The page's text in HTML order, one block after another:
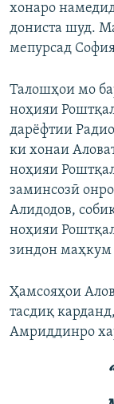
хонаро
дониста шуд.
мепурсад
Талошҳои мо
ноҳияи
дарёфтии
ки хонаи
ноҳияи
заминсозӣ
Алидодов,
ноҳияи
зиндон маҳкум
Ҳамсояҳои
тасдиқ
Амриддинро